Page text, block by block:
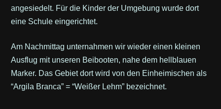
angesiedelt. Für die Kinder der Umgebung wurde dort
eine Schule eingerichtet.
Am Nachmittag unternahmen wir wieder einen kleinen
Ausflug mit unseren Beibooten, nahe dem hellblauen
Marker. Das Gebiet dort wird von den Einheimischen als
“Argila Branca” = “Weißer Lehm” bezeichnet.